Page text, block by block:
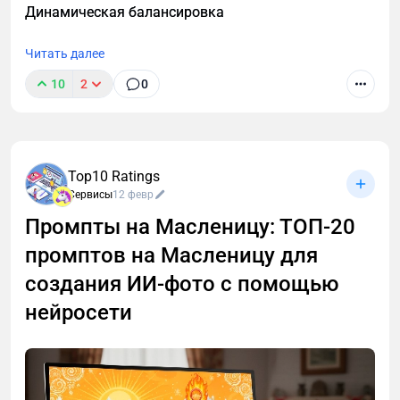
заблокировать спам-звонки на телефоне.
Динамическая балансировка
Читать далее
10 2 0
Top10 Ratings
Сервисы12 февр
Промпты на Масленицу: ТОП-20
промптов на Масленицу для
создания ИИ-фото с помощью
нейросети